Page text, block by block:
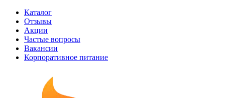
Каталог
Отзывы
Акции
Частые вопросы
Вакансии
Корпоративное питание